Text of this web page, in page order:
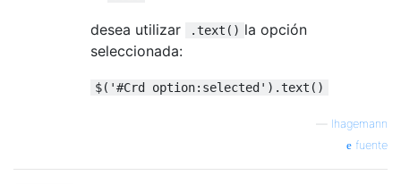
desea utilizar
.text() la opción
seleccionada:
$('#Crd option:selected').text()
lhagemann
fuente